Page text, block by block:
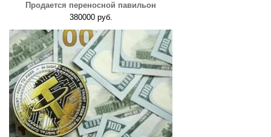
Продается переносной павильон
380000 руб.